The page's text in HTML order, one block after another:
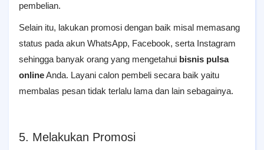
pembelian.
Selain itu, lakukan promosi dengan baik misal memasang
status pada akun WhatsApp, Facebook, serta Instagram
sehingga banyak orang yang mengetahui bisnis pulsa
onlineAnda. Layani calon pembeli secara baik yaitu
membalas pesan tidak terlalu lama dan lain sebagainya.
5. Melakukan Promosi